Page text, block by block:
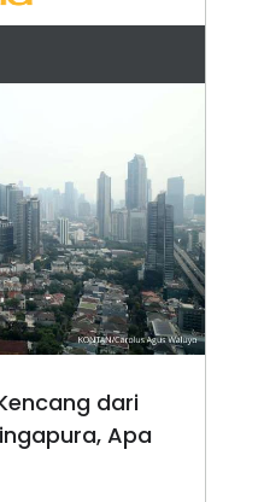
dari
Apa